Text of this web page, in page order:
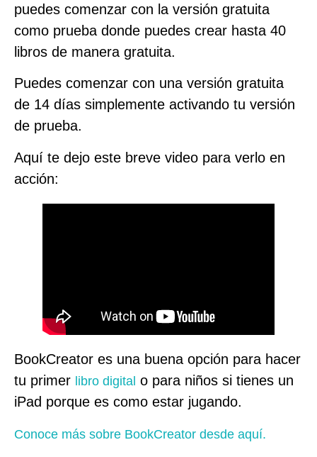
puedes comenzar con la versión gratuita
como prueba donde puedes crear hasta 40
libros de manera gratuita.
Puedes comenzar con una versión gratuita
de 14 días simplemente activando tu versión
de prueba.
Aquí te dejo este breve video para verlo en
acción:
BookCreator es una buena opción para hacer
tu primer libro digital o para niños si tienes un
iPad porque es como estar jugando.
Conoce más sobre BookCreator desde aquí.